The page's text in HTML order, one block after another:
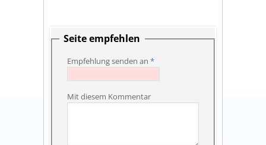
Seite empfehlen
Empfehlung senden an *
Mit diesem Kommentar